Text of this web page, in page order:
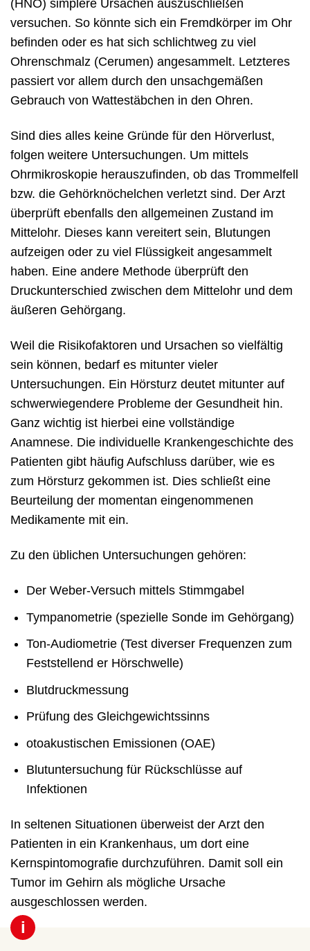
(HNO) simplere Ursachen auszuschließen
versuchen. So könnte sich ein Fremdkörper im Ohr
befinden oder es hat sich schlichtweg zu viel
Ohrenschmalz (Cerumen) angesammelt. Letzteres
passiert vor allem durch den unsachgemäßen
Gebrauch von Wattestäbchen in den Ohren.
Sind dies alles keine Gründe für den Hörverlust,
folgen weitere Untersuchungen. Um mittels
Ohrmikroskopie herauszufinden, ob das Trommelfell
bzw. die Gehörknöchelchen verletzt sind. Der Arzt
überprüft ebenfalls den allgemeinen Zustand im
Mittelohr. Dieses kann vereitert sein, Blutungen
aufzeigen oder zu viel Flüssigkeit angesammelt
haben. Eine andere Methode überprüft den
Druckunterschied zwischen dem Mittelohr und dem
äußeren Gehörgang.
Weil die Risikofaktoren und Ursachen so vielfältig
sein können, bedarf es mitunter vieler
Untersuchungen. Ein Hörsturz deutet mitunter auf
schwerwiegendere Probleme der Gesundheit hin.
Ganz wichtig ist hierbei eine vollständige
Anamnese. Die individuelle Krankengeschichte des
Patienten gibt häufig Aufschluss darüber, wie es
zum Hörsturz gekommen ist. Dies schließt eine
Beurteilung der momentan eingenommenen
Medikamente mit ein.
Zu den üblichen Untersuchungen gehören:
Der Weber-Versuch mittels Stimmgabel
Tympanometrie (spezielle Sonde im Gehörgang)
Ton-Audiometrie (Test diverser Frequenzen zum
Feststellend er Hörschwelle)
Blutdruckmessung
Prüfung des Gleichgewichtssinns
otoakustischen Emissionen (OAE)
Blutuntersuchung für Rückschlüsse auf
Infektionen
In seltenen Situationen überweist der Arzt den
Patienten in ein Krankenhaus, um dort eine
Kernspintomografie durchzuführen. Damit soll ein
Tumor im Gehirn als mögliche Ursache
ausgeschlossen werden.
i